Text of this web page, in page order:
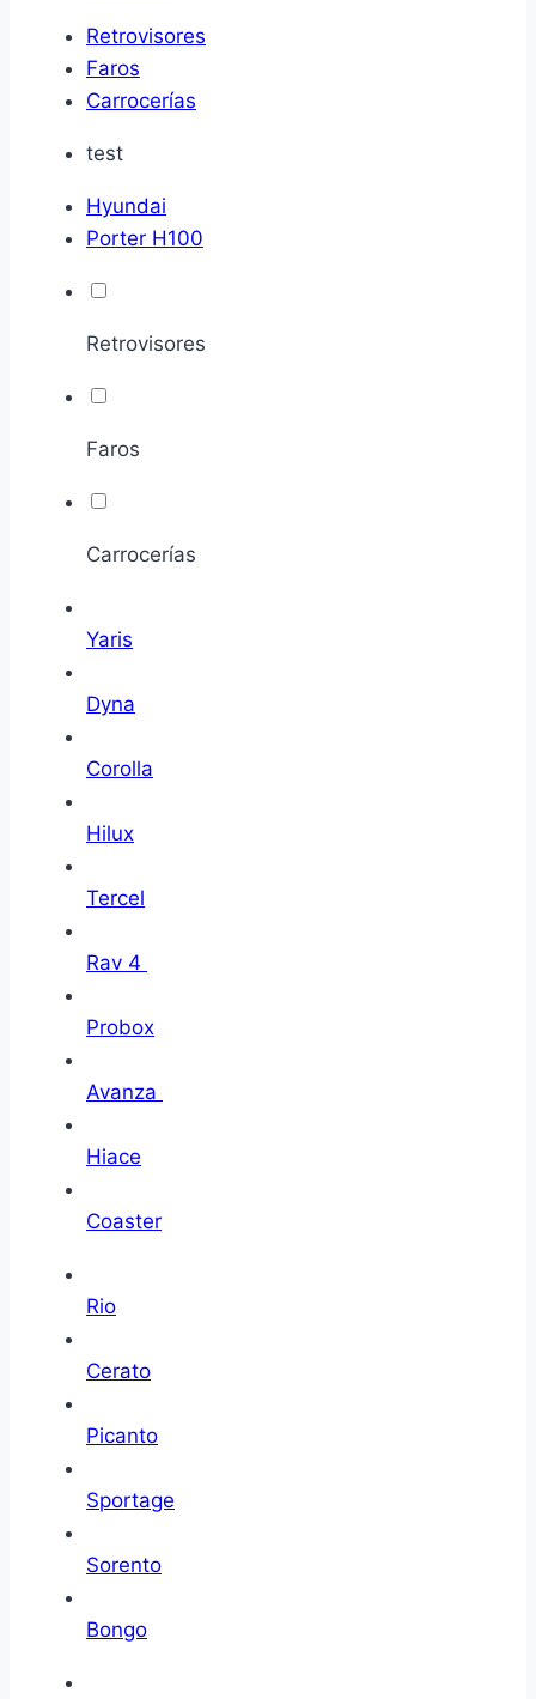
Retrovisores
Faros
Carrocerías
test
Hyundai
Porter H100
Retrovisores
Faros
Carrocerías
Yaris
Dyna
Corolla
Hilux
Tercel
Rav 4
Probox
Avanza
Hiace
Coaster
Rio
Cerato
Picanto
Sportage
Sorento
Bongo